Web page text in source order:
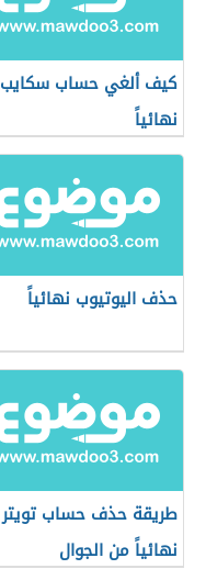
كيف ألغي حساب سكايب
نهائياً
حذف اليوتيوب نهائياً
طريقة حذف حساب تويتر
نهائياً من الجوال